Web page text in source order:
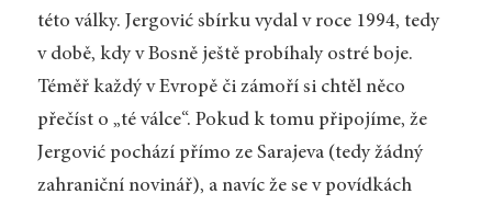
této války. Jergović sbírku vydal v roce 1994, tedy
v době, kdy v Bosně ještě probíhaly ostré boje.
Téměř každý v Evropě či zámoří si chtěl něco
přečíst o „té válce“. Pokud k tomu připojíme, že
Jergović pochází přímo ze Sarajeva (tedy žádný
zahraniční novinář), a navíc že se v povídkách